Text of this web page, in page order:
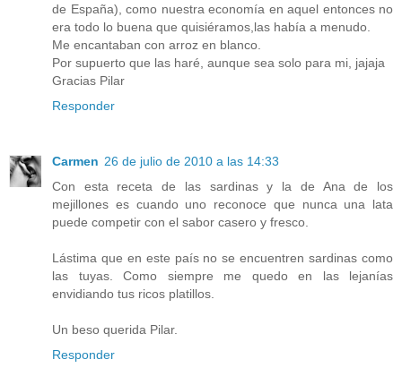
de España), como nuestra economía en aquel entonces no
era todo lo buena que quisiéramos,las había a menudo.
Me encantaban con arroz en blanco.
Por supuerto que las haré, aunque sea solo para mi, jajaja
Gracias Pilar
Responder
Carmen 26 de julio de 2010 a las 14:33
Con esta receta de las sardinas y la de Ana de los
mejillones es cuando uno reconoce que nunca una lata
puede competir con el sabor casero y fresco.
Lástima que en este país no se encuentren sardinas como
las tuyas. Como siempre me quedo en las lejanías
envidiando tus ricos platillos.
Un beso querida Pilar.
Responder